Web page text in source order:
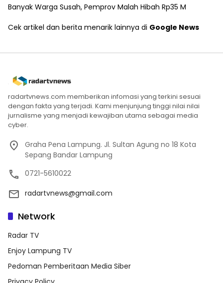
Banyak Warga Susah, Pemprov Malah Hibah Rp35 M
Cek artikel dan berita menarik lainnya di Google News
radartvnews.com memberikan infomasi yang terkini sesuai
dengan fakta yang terjadi. Kami menjunjung tinggi nilai nilai
jurnalisme yang menjadi kewajiban utama sebagai media
cyber.
Graha Pena Lampung. Jl. Sultan Agung no 18 Kota
Sepang Bandar Lampung
0721-5610022
radartvnews@gmail.com
Network
Radar TV
Enjoy Lampung TV
Pedoman Pemberitaan Media Siber